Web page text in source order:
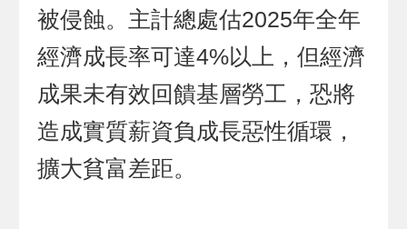
被侵蝕。主計總處估2025年全年
經濟成長率可達4%以上，但經濟
成果未有效回饋基層勞工，恐將
造成實質薪資負成長惡性循環，
擴大貧富差距。